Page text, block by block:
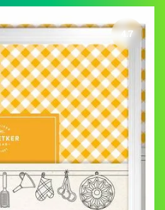
4.7